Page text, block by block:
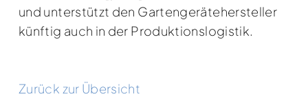
und unterstützt den Gartengerätehersteller
künftig auch in der Produktionslogistik.
Zurück zur Übersicht